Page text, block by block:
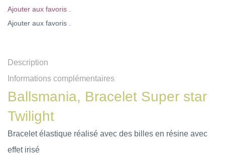
Ajouter aux favoris .
Ajouter aux favoris .
Description
Informations complémentaires
Ballsmania, Bracelet Super star
Twilight
Bracelet élastique réalisé avec des billes en résine avec
effet irisé